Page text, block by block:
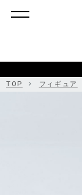
カーア
TOP フィギュア